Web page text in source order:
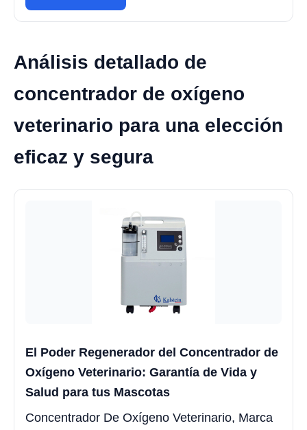
Análisis detallado de
concentrador de oxígeno
veterinario para una elección
eficaz y segura
El Poder Regenerador del Concentrador de
Oxígeno Veterinario: Garantía de Vida y
Salud para tus Mascotas
Concentrador De Oxígeno Veterinario, Marca